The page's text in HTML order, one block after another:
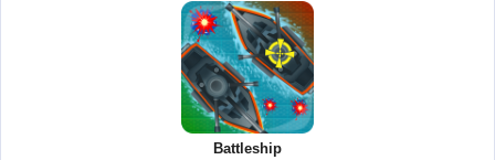
Battleship